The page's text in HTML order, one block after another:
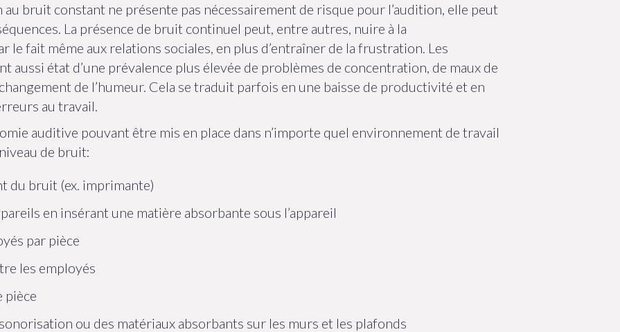
au bruit constant ne présente pas nécessairement de risque pour l’audition, elle peut
La présence de bruit continuel peut, entre autres, nuire à la
le fait même aux relations sociales, en plus d’entraîner de la frustration. Les
aussi état d’une prévalence plus élevée de problèmes de concentration, de maux de
de l’humeur. Cela se traduit parfois en une baisse de productivité et en
au travail.
auditive pouvant être mis en place dans n’importe quel environnement de travail
de bruit:
du bruit (ex. imprimante)
en insérant une matière absorbante sous l’appareil
par pièce
les employés
pièce
ou des matériaux absorbants sur les murs et les plafonds